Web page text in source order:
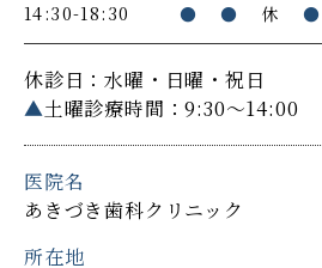
14:30-18:30
● ● 休 ●
休診日：水曜・日曜・祝日
▲土曜診療時間：9:30～14:00
医院名
あきづき歯科クリニック
所在地